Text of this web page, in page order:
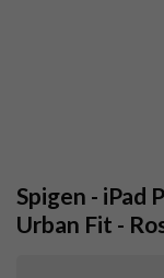
Spigen - iPad
Urban Fit -